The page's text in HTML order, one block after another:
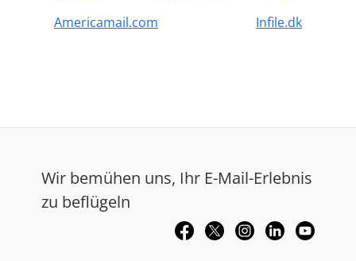
Americamail.com
Infile.dk
Wir bemühen uns, Ihr E-Mail-Erlebnis
zu beflügeln